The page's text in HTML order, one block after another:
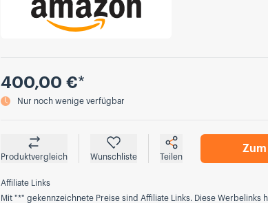
Preis
400,00 €*
Nur noch wenige verfügbar
Produktvergleich Wunschliste Teilen
Affiliate Links
Mit "*" gekennzeichnete Preise sind Affiliate Links. Diese Werbelinks